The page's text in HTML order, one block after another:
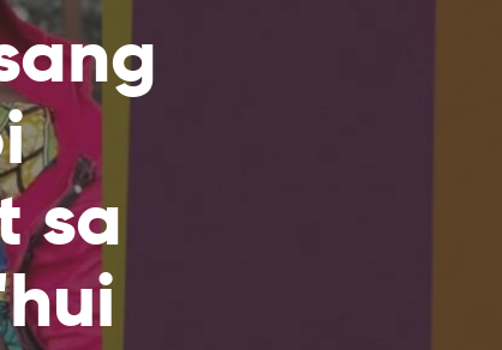
personne
fois
missionnaire
avec
de la
sa